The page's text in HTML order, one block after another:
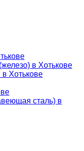
в Хотькове
в Хотькове
сталь) в